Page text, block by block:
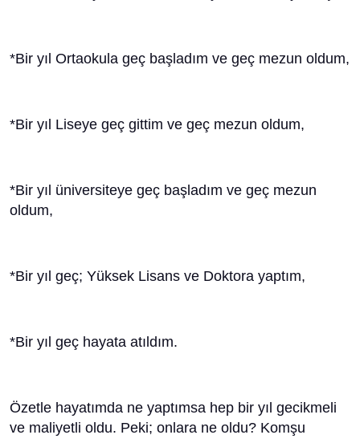
*Bir yıl Ortaokula geç başladım ve geç mezun oldum,
*Bir yıl Liseye geç gittim ve geç mezun oldum,
*Bir yıl üniversiteye geç başladım ve geç mezun
oldum,
*Bir yıl geç; Yüksek Lisans ve Doktora yaptım,
*Bir yıl geç hayata atıldım.
Özetle hayatımda ne yaptımsa hep bir yıl gecikmeli
ve maliyetli oldu. Peki; onlara ne oldu? Komşu